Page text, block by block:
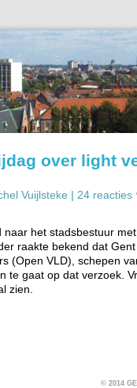
over light
Vuijlsteke | 24 reacties
het stadsbestuur
raakte bekend dat
(Open VLD), schepen
te gaat op dat verzoek.
zien.
© 2014